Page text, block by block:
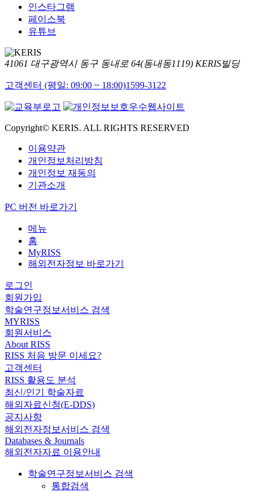
인스타그램
페이스북
유튜브
41061 대구광역시 동구 동내로 64(동내동1119) KERIS빌딩
고객센터 (평일: 09:00 ~ 18:00)1599-3122
Copyright© KERIS. ALL RIGHTS RESERVED
이용약관
개인정보처리방침
개인정보 재동의
기관소개
PC 버전 바로가기
메뉴
홈
MyRISS
해외전자정보 바로가기
로그인
회원가입
학술연구정보서비스 검색
MYRISS
회원서비스
About RISS
RISS 처음 방문 이세요?
고객센터
RISS 활용도 분석
최신/인기 학술자료
해외자료신청(E-DDS)
공지사항
해외전자정보서비스 검색
Databases & Journals
해외전자자료 이용안내
학술연구정보서비스 검색
통합검색